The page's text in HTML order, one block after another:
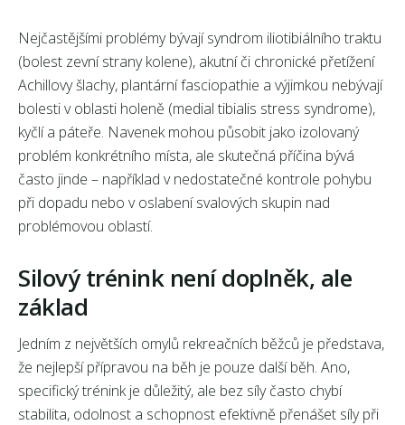
Nejčastějšími problémy bývají syndrom iliotibiálního traktu
(bolest zevní strany kolene), akutní či chronické přetížení
Achillovy šlachy, plantární fasciopathie a výjimkou nebývají
bolesti v oblasti holeně (medial tibialis stress syndrome),
kyčlí a páteře. Navenek mohou působit jako izolovaný
problém konkrétního místa, ale skutečná příčina bývá
často jinde – například v nedostatečné kontrole pohybu
při dopadu nebo v oslabení svalových skupin nad
problémovou oblastí.
Silový trénink není doplněk, ale
základ
Jedním z největších omylů rekreačních běžců je představa,
že nejlepší přípravou na běh je pouze další běh. Ano,
specifický trénink je důležitý, ale bez síly často chybí
stabilita, odolnost a schopnost efektivně přenášet síly při